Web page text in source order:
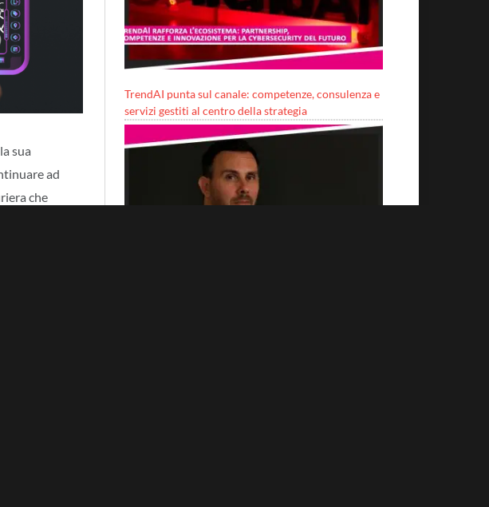
sua
ad
che
TrendAI punta sul canale: competenze, consulenza e
servizi gestiti al centro della strategia